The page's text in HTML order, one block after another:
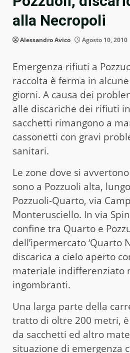
alla Necropoli
Alessandro Avico Agosto 10, 2010
Emergenza rifiuti a
raccolta è ferma in
giorni. A causa dei
alle discariche dei rifiuti
sacchetti rimangono a
cassonetti con gravi
sanitari.
Le zone dove si
sono a Pozzuoli alta,
Pozzuoli-Quarto, via
Monterusciello. In via
confine tra Quarto e
dell’ipermercato ‘Quarto
discarica a cielo aperto
materiale indifferenziato
ingombranti.
Una larga parte della
tratto di oltre 200 metri,
da sacchetti ed altro
situazione di emergenza